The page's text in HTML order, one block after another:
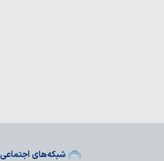
ظلم آموخت
رئیس‌جمهور تا کجا بر ایالت‌ها…
شبکه‌های اجتماعی